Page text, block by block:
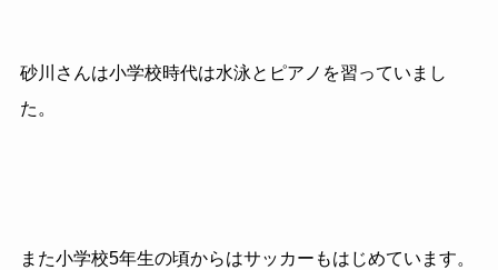
砂川さんは小学校時代は水泳とピアノを習っていまし
た。
また小学校5年生の頃からはサッカーもはじめています。